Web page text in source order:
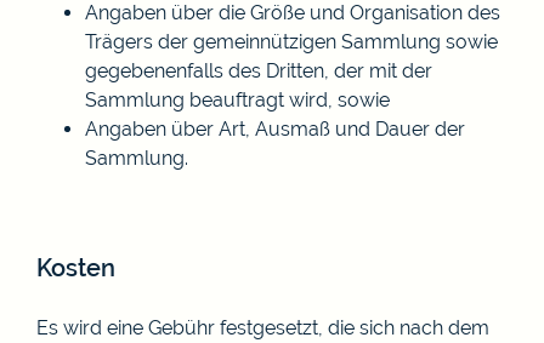
Angaben über die Größe und Organisation des
Trägers der gemeinnützigen Sammlung sowie
gegebenenfalls des Dritten, der mit der
Sammlung beauftragt wird, sowie
Angaben über Art, Ausmaß und Dauer der
Sammlung.
Kosten
Es wird eine Gebühr festgesetzt, die sich nach dem